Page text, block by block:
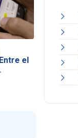
el